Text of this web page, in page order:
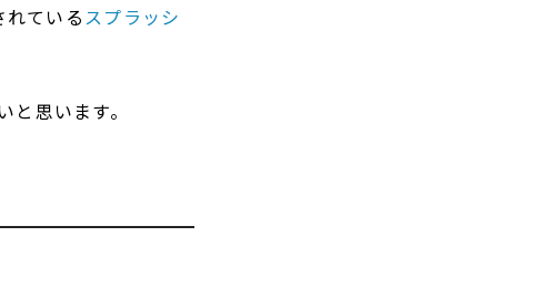
ているスプラッシ
思います。